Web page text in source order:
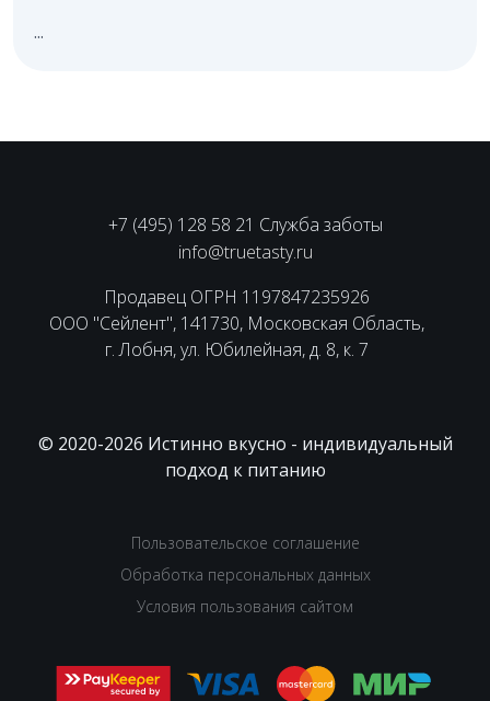
...
+7 (495) 128 58 21 Служба заботы
info@truetasty.ru
Продавец ОГРН 1197847235926
ООО "Сейлент", 141730, Московская Область,
г. Лобня, ул. Юбилейная, д. 8, к. 7
© 2020-2026 Истинно вкусно - индивидуальный
подход к питанию
Пользовательское соглашение
Обработка персональных данных
Условия пользования сайтом